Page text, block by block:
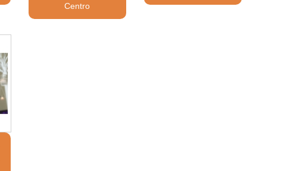
Centro